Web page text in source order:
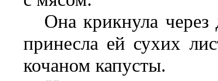
Она крикнула через
принесла ей сухих
кочаном капусты.